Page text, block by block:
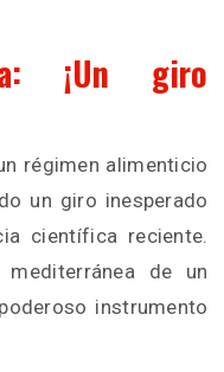
¡Un giro
régimen alimenticio
un giro inesperado
científica reciente.
de un
instrumento